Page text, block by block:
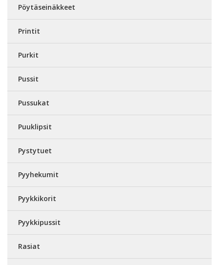
Pöytäseinäkkeet
Printit
Purkit
Pussit
Pussukat
Puuklipsit
Pystytuet
Pyyhekumit
Pyykkikorit
Pyykkipussit
Rasiat